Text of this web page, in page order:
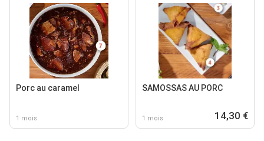
Porc au caramel
1 mois
SAMOSSAS AU PORC
1 mois 14,30 €